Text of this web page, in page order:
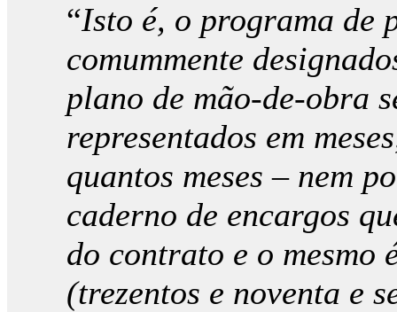
“Isto é, o programa de
comummente
plano de mão-de-obra
representados em
quantos meses – nem
caderno de encargos
do contrato e o mesmo
(trezentos e noventa e